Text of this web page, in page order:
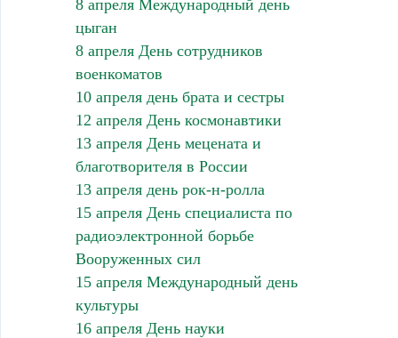
8 апреля Международный день
цыган
8 апреля День сотрудников
военкоматов
10 апреля день брата и сестры
12 апреля День космонавтики
13 апреля День мецената и
благотворителя в России
13 апреля день рок-н-ролла
15 апреля День специалиста по
радиоэлектронной борьбе
Вооруженных сил
15 апреля Международный день
культуры
16 апреля День науки